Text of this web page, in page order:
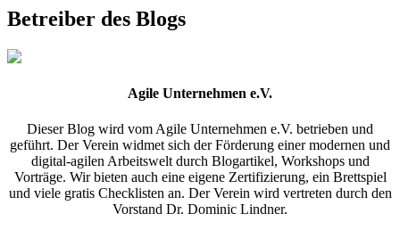
Betreiber des Blogs
Agile Unternehmen e.V.
Dieser Blog wird vom Agile Unternehmen e.V. betrieben und
geführt. Der Verein widmet sich der Förderung einer modernen und
digital-agilen Arbeitswelt durch Blogartikel, Workshops und
Vorträge. Wir bieten auch eine eigene Zertifizierung, ein Brettspiel
und viele gratis Checklisten an. Der Verein wird vertreten durch den
Vorstand Dr. Dominic Lindner.